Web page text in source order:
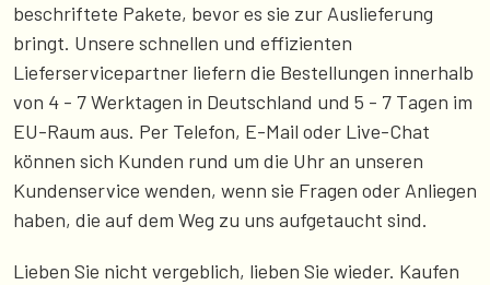
beschriftete Pakete, bevor es sie zur Auslieferung
bringt. Unsere schnellen und effizienten
Lieferservicepartner liefern die Bestellungen innerhalb
von 4 - 7 Werktagen in Deutschland und 5 - 7 Tagen im
EU-Raum aus. Per Telefon, E-Mail oder Live-Chat
können sich Kunden rund um die Uhr an unseren
Kundenservice wenden, wenn sie Fragen oder Anliegen
haben, die auf dem Weg zu uns aufgetaucht sind.
Lieben Sie nicht vergeblich, lieben Sie wieder. Kaufen